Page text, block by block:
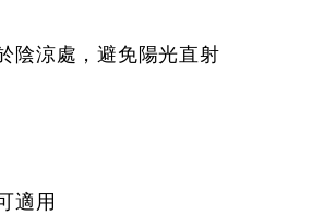
陰涼處，避免陽光直射
適用